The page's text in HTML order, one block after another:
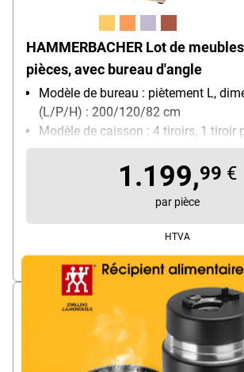
Overlay
HAMMERBACHER Lot de
pièces, avec bureau d'angle
Modèle de bureau : piètement L,
(L/P/H) : 200/120/82 cm
Modèle de caisson : 4 tiroirs, 1 tiroir
Soft-Closing (fermeture autonome
tiroirs), dimensions (L/P/H) : 42,8/
Modèle de bibliothèque : 3 NC,
1.199,99 €
par pièce
HTVA
Livraison directe par camion Délai de livraison